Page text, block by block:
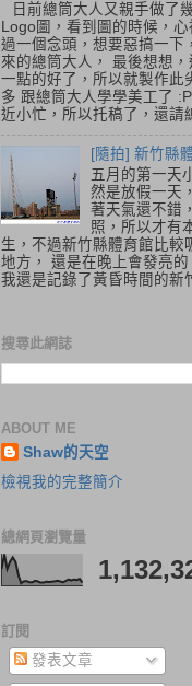
日前總筒大人又親手做了
Logo圖，看到圖的時候，
過一個念頭，想要惡搞一下
來的總筒大人， 最後想想
一點的好了，所以就製作此
多 跟總筒大人學學美工了
近小忙，所以托稿了，還請
[隨拍] 新竹縣
五月的第一天
然是放假一天
著天氣還不錯
照，所以才有
生，不過新竹縣體育館比較
地方， 還是在晚上會發亮
我還是記錄了黃昏時間的新
搜尋此網誌
ABOUT ME
Shaw的天空
檢視我的完整簡介
總網頁瀏覽量
訂閱
發表文章